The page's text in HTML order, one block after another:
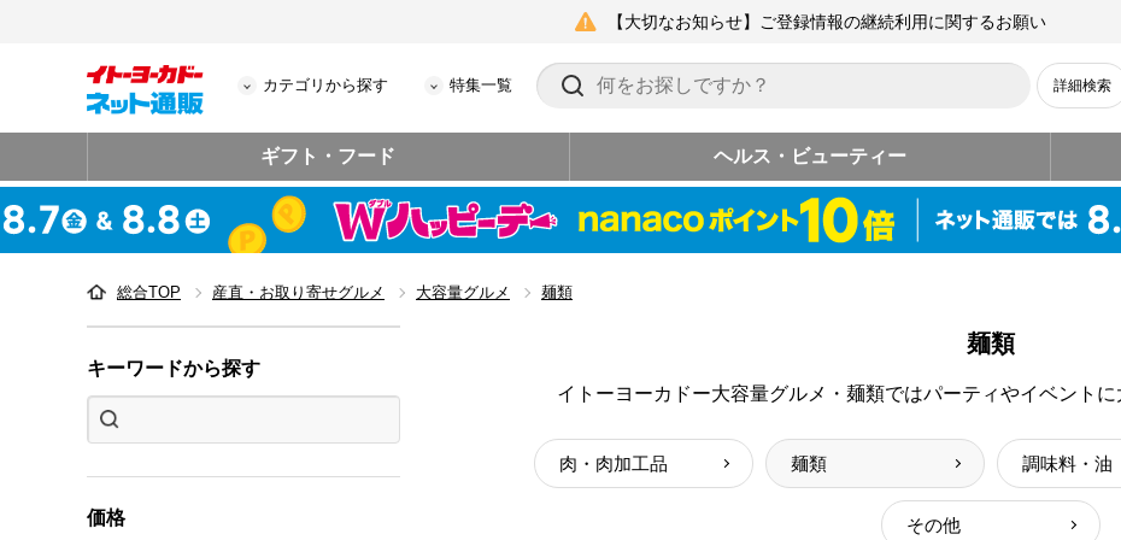
【大切なお知らせ】ご登録情報の継続利用に関するお願い
カテゴリから探す 特集一覧 詳細検索
ギフト・フード ヘルス・ビューティー
総合TOP 産直・お取り寄せグルメ 大容量グルメ 麺類
キーワードから探す
価格
麺類
イトーヨーカドー大容量グルメ・麺類ではパーティやイベントに
肉・肉加工品 麺類 調味料・油
その他